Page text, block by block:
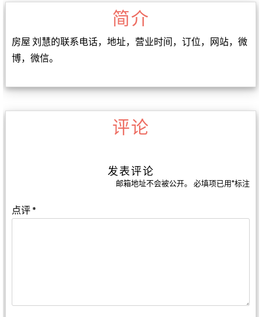
简介
房屋 刘慧的联系电话，地址，营业时间，订位，网站，微
博，微信。
评论
发表评论
邮箱地址不会被公开。 必填项已用*标注
点评*